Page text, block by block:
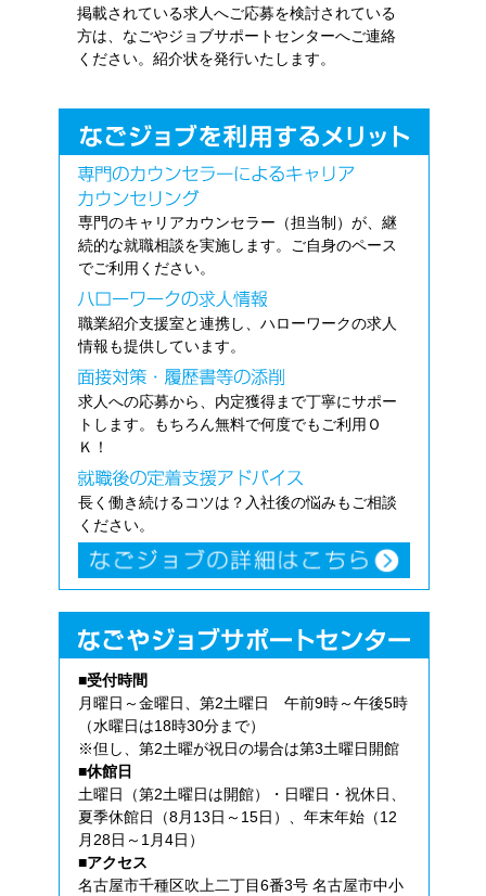
掲載されている求人へご応募を検討されている
方は、なごやジョブサポートセンターへご連絡
ください。紹介状を発行いたします。
専門のキャリアカウンセラー（担当制）が、継
続的な就職相談を実施します。ご自身のペース
でご利用ください。
職業紹介支援室と連携し、ハローワークの求人
情報も提供しています。
求人への応募から、内定獲得まで丁寧にサポー
トします。もちろん無料で何度でもご利用Ｏ
Ｋ！
長く働き続けるコツは？入社後の悩みもご相談
ください。
■受付時間
月曜日～金曜日、第2土曜日 午前9時～午後5時
（水曜日は18時30分まで）
※但し、第2土曜が祝日の場合は第3土曜日開館
■休館日
土曜日（第2土曜日は開館）・日曜日・祝休日、
夏季休館日（8月13日～15日）、年末年始（12
月28日～1月4日）
■アクセス
名古屋市千種区吹上二丁目6番3号 名古屋市中小